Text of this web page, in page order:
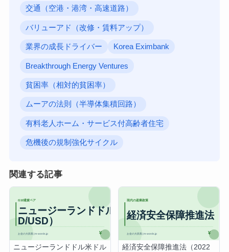
交通（空港・港湾・高速道路）
バリューアド（改修・賃料アップ）
業界の成長ドライバー Korea Eximbank
Breakthrough Energy Ventures
貧困率（相対的貧困率）
ムーアの法則（半導体集積回路）
有料老人ホーム・サービス付高齢者住宅
危機後の規制強化サイクル
関連する記事
ニュージーランドドル米ドル
経済安全保障推進法（2022